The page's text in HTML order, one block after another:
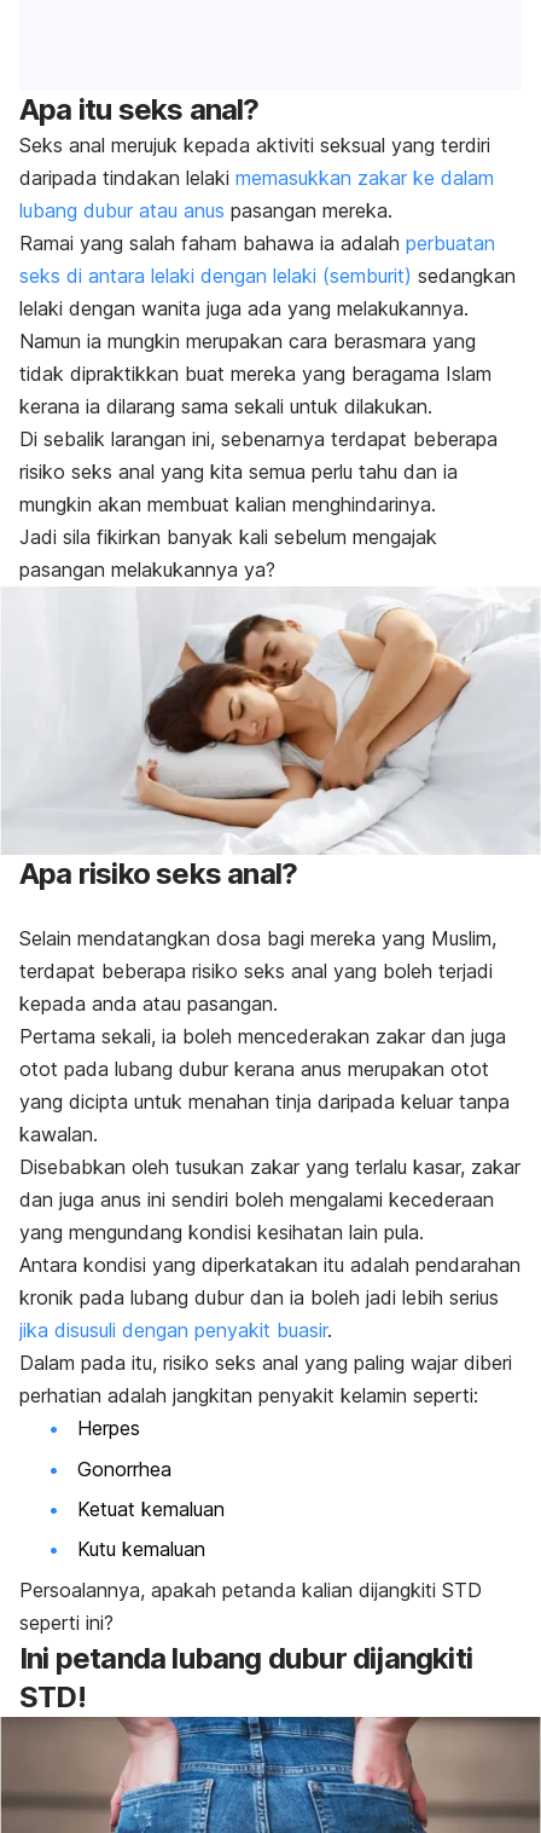
Apa itu seks anal?
Seks anal merujuk kepada aktiviti seksual yang terdiri
daripada tindakan lelaki memasukkan zakar ke dalam
lubang dubur atau anus pasangan mereka.
Ramai yang salah faham bahawa ia adalah perbuatan
seks di antara lelaki dengan lelaki (semburit) sedangkan
lelaki dengan wanita juga ada yang melakukannya.
Namun ia mungkin merupakan cara berasmara yang
tidak dipraktikkan buat mereka yang beragama Islam
kerana ia dilarang sama sekali untuk dilakukan.
Di sebalik larangan ini, sebenarnya terdapat beberapa
risiko seks anal yang kita semua perlu tahu dan ia
mungkin akan membuat kalian menghindarinya.
Jadi sila fikirkan banyak kali sebelum mengajak
pasangan melakukannya ya?
Apa risiko seks anal?
Selain mendatangkan dosa bagi mereka yang Muslim,
terdapat beberapa risiko seks anal yang boleh terjadi
kepada anda atau pasangan.
Pertama sekali, ia boleh mencederakan zakar dan juga
otot pada lubang dubur kerana anus merupakan otot
yang dicipta untuk menahan tinja daripada keluar tanpa
kawalan.
Disebabkan oleh tusukan zakar yang terlalu kasar, zakar
dan juga anus ini sendiri boleh mengalami kecederaan
yang mengundang kondisi kesihatan lain pula.
Antara kondisi yang diperkatakan itu adalah pendarahan
kronik pada lubang dubur dan ia boleh jadi lebih serius
jika disusuli dengan penyakit buasir.
Dalam pada itu, risiko seks anal yang paling wajar diberi
perhatian adalah jangkitan penyakit kelamin seperti:
Herpes
Gonorrhea
Ketuat kemaluan
Kutu kemaluan
Persoalannya, apakah petanda kalian dijangkiti STD
seperti ini?
Ini petanda lubang dubur dijangkiti
STD!